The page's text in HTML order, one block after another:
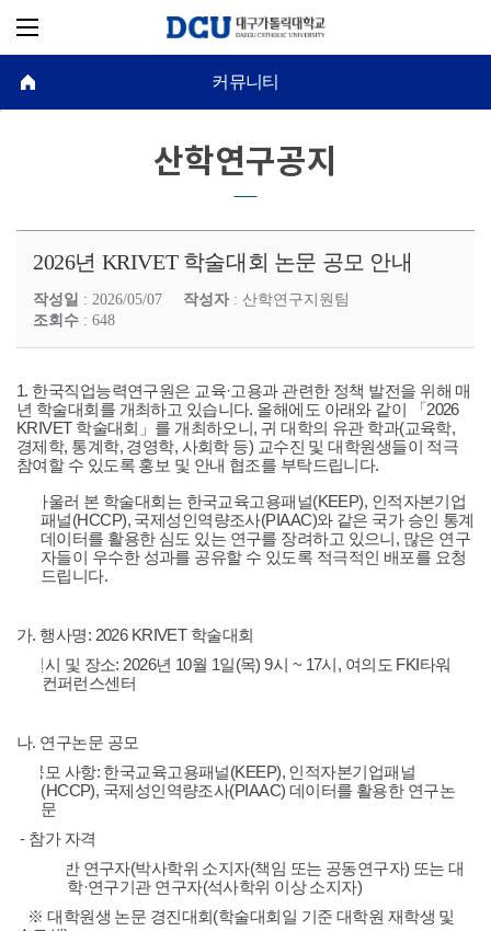
커뮤니티
산학연구공지
2026년 KRIVET 학술대회 논문 공모 안내
작성일 : 2026/05/07 작성자: 산학연구지원팀
조회수 : 648
1. 한국직업능력연구원은 교육·고용과 관련한 정책 발전을 위해 매
년 학술대회를 개최하고 있습니다. 올해에도 아래와 같이 「2026
KRIVET 학술대회」를 개최하오니, 귀 대학의 유관 학과(교육학,
경제학, 통계학, 경영학, 사회학 등) 교수진 및 대학원생들이 적극
참여할 수 있도록 홍보 및 안내 협조를 부탁드립니다.
2. 아울러 본 학술대회는 한국교육고용패널(KEEP), 인적자본기업
패널(HCCP), 국제성인역량조사(PIAAC)와 같은 국가 승인 통계
데이터를 활용한 심도 있는 연구를 장려하고 있으니, 많은 연구
자들이 우수한 성과를 공유할 수 있도록 적극적인 배포를 요청
드립니다.
가. 행사명: 2026 KRIVET 학술대회
- 일시 및 장소: 2026년 10월 1일(목) 9시 ~ 17시, 여의도 FKI타워
컨퍼런스센터
나. 연구논문 공모
- 공모 사항: 한국교육고용패널(KEEP), 인적자본기업패널
(HCCP), 국제성인역량조사(PIAAC) 데이터를 활용한 연구논
문
- 참가 자격
※ 일반 연구자(박사학위 소지자(책임 또는 공동연구자) 또는 대
학·연구기관 연구자(석사학위 이상 소지자)
※ 대학원생 논문 경진대회(학술대회일 기준 대학원 재학생 및